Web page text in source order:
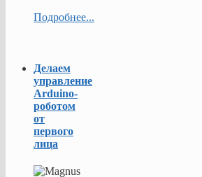
Подробнее...
Делаем
управление
Arduino-
роботом
от
первого
лица